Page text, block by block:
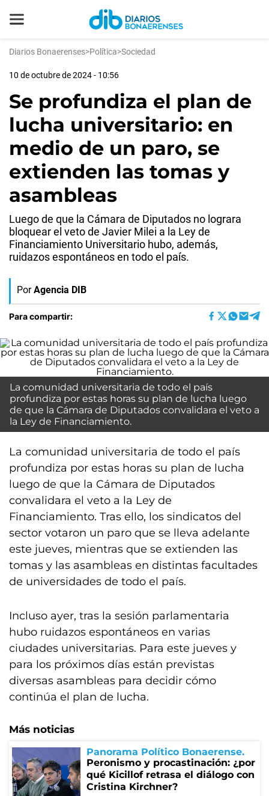
Diarios Bonaerenses>Política>Sociedad
10 de octubre de 2024 - 10:56
Se profundiza el plan de
lucha universitario: en
medio de un paro, se
extienden las tomas y
asambleas
Luego de que la Cámara de Diputados no lograra
bloquear el veto de Javier Milei a la Ley de
Financiamiento Universitario hubo, además,
ruidazos espontáneos en todo el país.
Por Agencia DIB
Para compartir:
La comunidad universitaria de todo el país
profundiza por estas horas su plan de lucha luego
de que la Cámara de Diputados convalidara el veto a
la Ley de Financiamiento.
La comunidad universitaria de todo el país
profundiza por estas horas su plan de lucha
luego de que la Cámara de Diputados
convalidara el veto a la Ley de
Financiamiento. Tras ello, los sindicatos del
sector votaron un paro que se lleva adelante
este jueves, mientras que se extienden las
tomas y las asambleas en distintas facultades
de universidades de todo el país.
Incluso ayer, tras la sesión parlamentaria
hubo ruidazos espontáneos en varias
ciudades universitarias. Para este jueves y
para los próximos días están previstas
diversas asambleas para decidir cómo
continúa el plan de lucha.
Más noticias
Panorama Político Bonaerense
Peronismo y procastinación: ¿por
qué Kicillof retrasa el diálogo con
Cristina Kirchner?